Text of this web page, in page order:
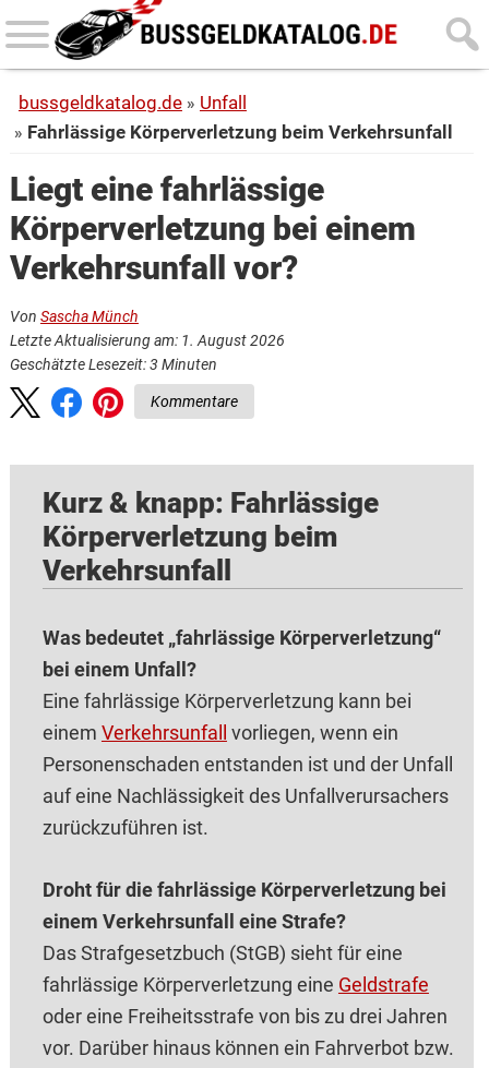
Skip
to
content
Skip
to
sidebar
bussgeldkatalog.de
Unfall
Fahrlässige Körperverletzung beim Verkehrsunfall
Liegt eine fahrlässige
Körperverletzung bei einem
Verkehrsunfall vor?
Von Sascha Münch
Letzte Aktualisierung am: 1. August 2026
Geschätzte Lesezeit:3 Minuten
Kommentare
Kurz & knapp: Fahrlässige
Körperverletzung beim
Verkehrsunfall
Was bedeutet „fahrlässige Körperverletzung“
bei einem Unfall?
Eine fahrlässige Körperverletzung kann bei
einem Verkehrsunfall
vorliegen, wenn ein
Personenschaden entstanden ist und der Unfall
auf eine Nachlässigkeit des Unfallverursachers
zurückzuführen ist.
Droht für die fahrlässige Körperverletzung bei
einem Verkehrsunfall eine Strafe?
Das Strafgesetzbuch (StGB) sieht für eine
fahrlässige Körperverletzung eine Geldstrafe
oder eine Freiheitsstrafe von bis zu drei Jahren
vor. Darüber hinaus können ein Fahrverbot bzw.